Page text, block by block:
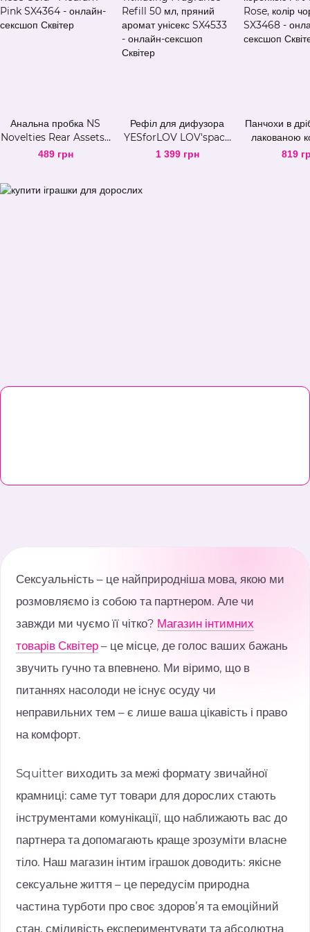
Анальна пробка NS
Novelties Rear Assets -
Rose Gold - Medium -
489 грн
Рефіл для дифузора
YESforLOV LOV'space
Titillating Fragrance
1 399 грн
Панчохи в
лакованою
Art of Sex -
819
Сексуальність – це найприродніша мова, якою ми
розмовляємо із собою та партнером. Але чи
завжди ми чуємо її чітко? Магазин інтимних
товарів Сквітер – це місце, де голос ваших бажань
звучить гучно та впевнено. Ми віримо, що в
питаннях насолоди не існує осуду чи
неправильних тем – є лише ваша цікавість і право
на комфорт.
Squitter виходить за межі формату звичайної
крамниці: саме тут товари для дорослих стають
інструментами комунікації, що наближають вас до
партнера та допомагають краще зрозуміти власне
тіло. Наш магазин інтим іграшок доводить: якісне
сексуальне життя – це передусім природна
частина турботи про своє здоров’я та емоційний
стан, сміливість експериментувати та абсолютна